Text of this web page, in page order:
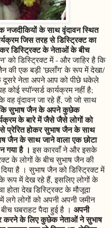
नजदीकियों के साथ वृंदावन स्थित
जिस तरह से डिस्ट्रिक्ट का
डिस्ट्रिक्ट के नेताओं के बीच
को डिस्ट्रिक्ट में - और जाहिर है कि
की एक बड़ी 'छलाँग' के रूप में देखा/
दूसरे नेता अपने आप को पीछे धकेले
स्पॉन्सर्ड कार्यक्रम नहीं है;
वह वृंदावन जा रहे हैं, जो जो साथ
सुभाष जैन के अपने कुछेक
के बारे में जैसे जैसे लोगों को
प्रेरित होकर सुभाष जैन के साथ
जैन के साथ जाने वाला एक छोटा
गया है । इस कारवाँ ने और इसके
के लोगों के बीच सुभाष जैन की
है । सुभाष जैन को डिस्ट्रिक्ट में
रूप में देख रहे हैं, इसलिए लोगों के
होता देख डिस्ट्रिक्ट के मौजूदा
लगे लोगों को अपनी अपनी जमीन
घबराहट पैदा हुई है । अपनी
करने के लिए कुछेक नेताओं ने सुभाष